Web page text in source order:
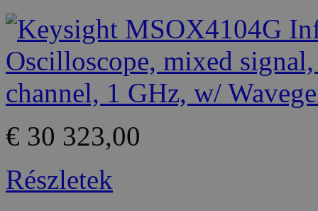
€ 30 323,00
Részletek